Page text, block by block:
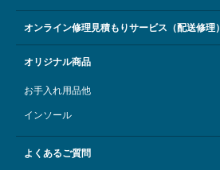
オンライン修理見積もりサービス（配送修理）
オリジナル商品
お手入れ用品他
インソール
よくあるご質問